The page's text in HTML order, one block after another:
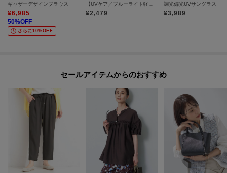
ギャザーデザインブラウス
¥6,985
50%OFF
さらに10%OFF
¥2,479
調光偏光UVサングラス
¥3,989
セールアイテムからのおすすめ